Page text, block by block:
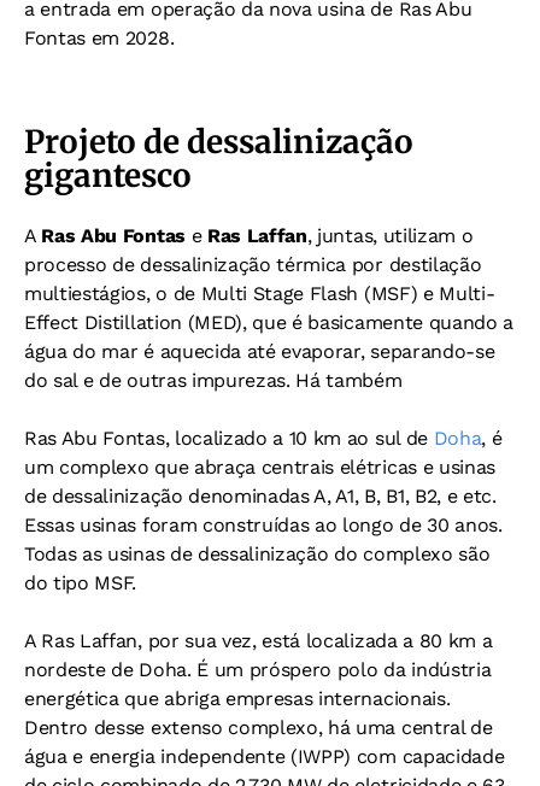
a entrada em operação da nova usina de Ras Abu
Fontas em 2028.
Projeto de dessalinização
gigantesco
A Ras Abu Fontas e Ras Laffan, juntas, utilizam o
processo de dessalinização térmica por destilação
multiestágios, o de Multi Stage Flash (MSF) e Multi-
Effect Distillation (MED), que é basicamente quando a
água do mar é aquecida até evaporar, separando-se
do sal e de outras impurezas. Há também
Ras Abu Fontas, localizado a 10 km ao sul de Doha, é
um complexo que abraça centrais elétricas e usinas
de dessalinização denominadas A, A1, B, B1, B2, e etc.
Essas usinas foram construídas ao longo de 30 anos.
Todas as usinas de dessalinização do complexo são
do tipo MSF.
A ​​​​​​​​​​​​​​​​​​​​​​​​​​​​​​​​​​​​​​​​​​​Ras Laffan, por sua vez, está localizada a 80 km a
nordeste de Doha. É um próspero polo da indústria
energética que abriga empresas internacionais.
Dentro desse extenso complexo, há uma central de
água e energia independente (IWPP) com capacidade